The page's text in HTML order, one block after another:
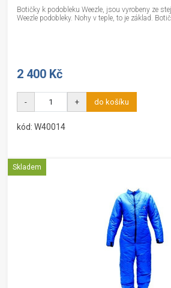
Botičky k podobleku Weezle, jsou vyrobeny ze
Weezle podobleky. Nohy v teple, to je základ.
2 400 Kč
- + do košíku
kód: W40014
Skladem